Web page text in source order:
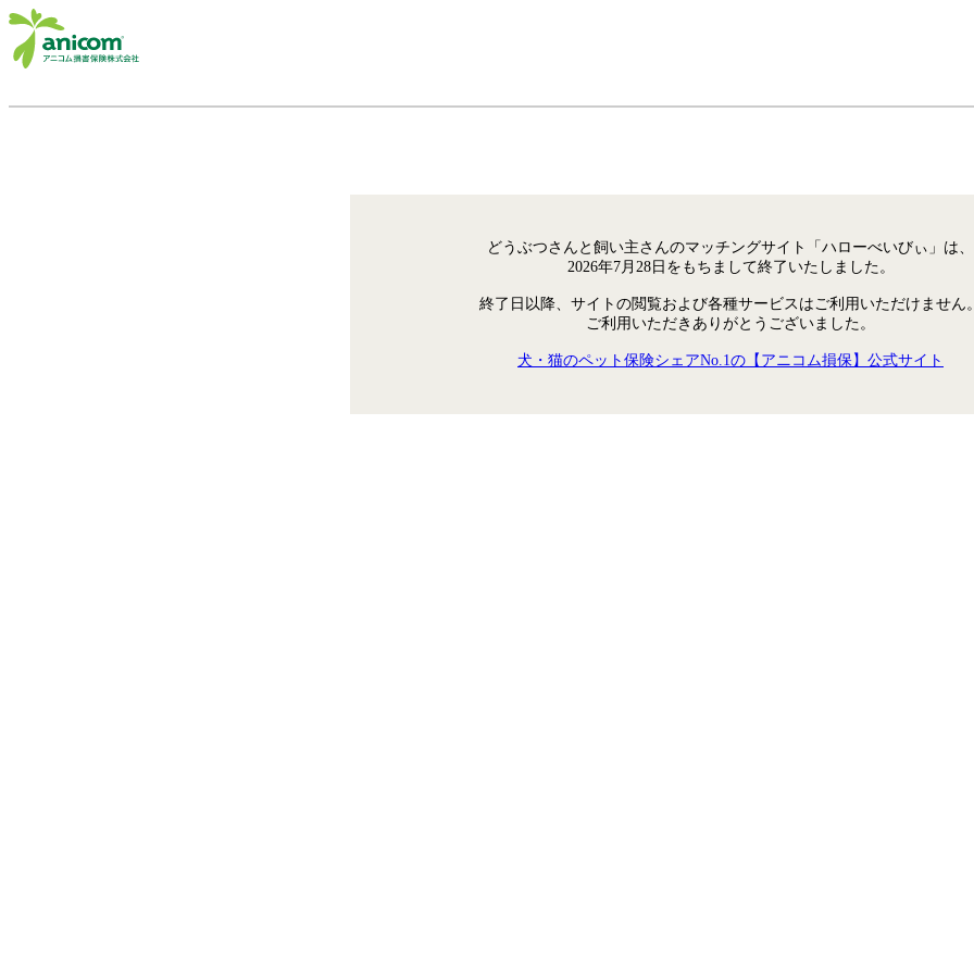
どうぶつさんと飼い主さんのマッチングサイト「ハローべいびぃ」は、
2026年7月28日をもちまして終了いたしました。
終了日以降、サイトの閲覧および各種サービスはご利用いただけません
ご利用いただきありがとうございました。
犬・猫のペット保険シェアNo.1の【アニコム損保】公式サイト